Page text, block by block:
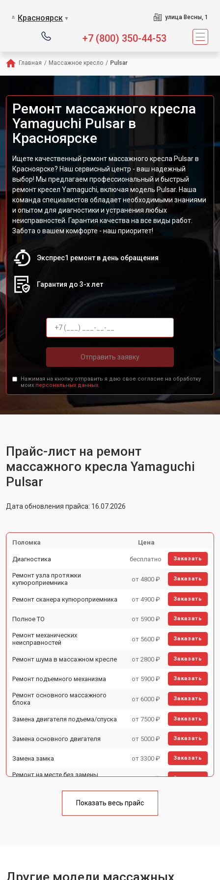
Красноярск ▼ улица Весны, 1
+7 (800) 350-44-53
Главная / Массажное кресло / Pulsar
Ремонт массажного кресла
Yamaguchi Pulsar в
Красноярске
Ищете качественный ремонт массажного кресла Pulsar в
Красноярске? Наш сервисный центр - ваш надежный
выбор! Мы предлагаем профессиональный и быстрый
ремонт кресел Yamaguchi, включая модель Pulsar. Наша
команда специалистов обладает необходимыми знаниями
и опытом для диагностики и устранения любых
неисправностей. Гарантия качества на все виды работ.
Забота о вашем комфорте - наш приоритет!
Экспрес1 ремонт в день обращения
Гарантия до 3-х лет
Отправить заявку
Нажимая на кнопку отправить я даю свое согласие на обработку
моих персональных данных.
Прайс-лист на ремонт
массажного кресла Yamaguchi
Pulsar
Дата обновления прайса: 16.07.2026
Поломка Цена
Диагностика бесплатно Заказать
Ремонт узла протяжки
купюроприемника
от 4800 ₽ Заказать
Ремонт сканера купюроприемника от 4900 ₽ Заказать
Полное ТО от 5900 ₽ Заказать
Ремонт механических
неисправностей
от 5600 ₽ Заказать
Ремонт шума в массажном кресле от 2800 ₽ Заказать
Ремонт подъемного механизма от 5900 ₽ Заказать
Ремонт основного массажного
блока
от 6000 ₽ Заказать
Замена двигателя подъема/спуска от 7500 ₽ Заказать
Замена основного двигателя от 5000 ₽ Заказать
Замена замка от 3300 ₽ Заказать
Ремонт на месте без замены
от 3200 ₽ Заказать
от 4400 ₽
Замена вторичного
Прошивка от 3700 ₽ Заказать
Показать весь прайс
Другие модели массажных